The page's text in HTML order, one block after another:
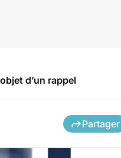
d’un rappel
Partager